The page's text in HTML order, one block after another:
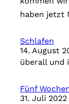
haben jetzt
Schlafen
14. August
überall und
Fünf
31. Juli 2022